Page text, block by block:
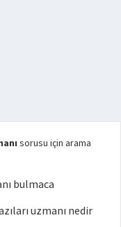
sorusu için arama
bulmaca
uzmanı nedir